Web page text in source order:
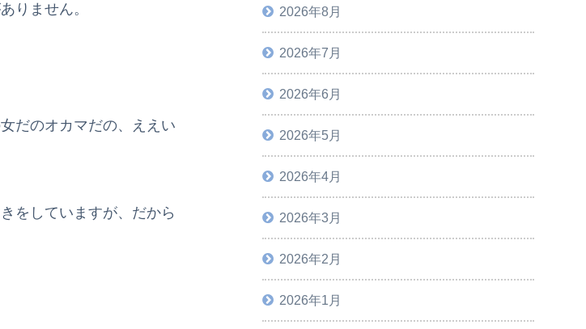
りません。
だのオカマだの、ええい
をしていますが、だから
2026年8月
2026年7月
2026年6月
2026年5月
2026年4月
2026年3月
2026年2月
2026年1月